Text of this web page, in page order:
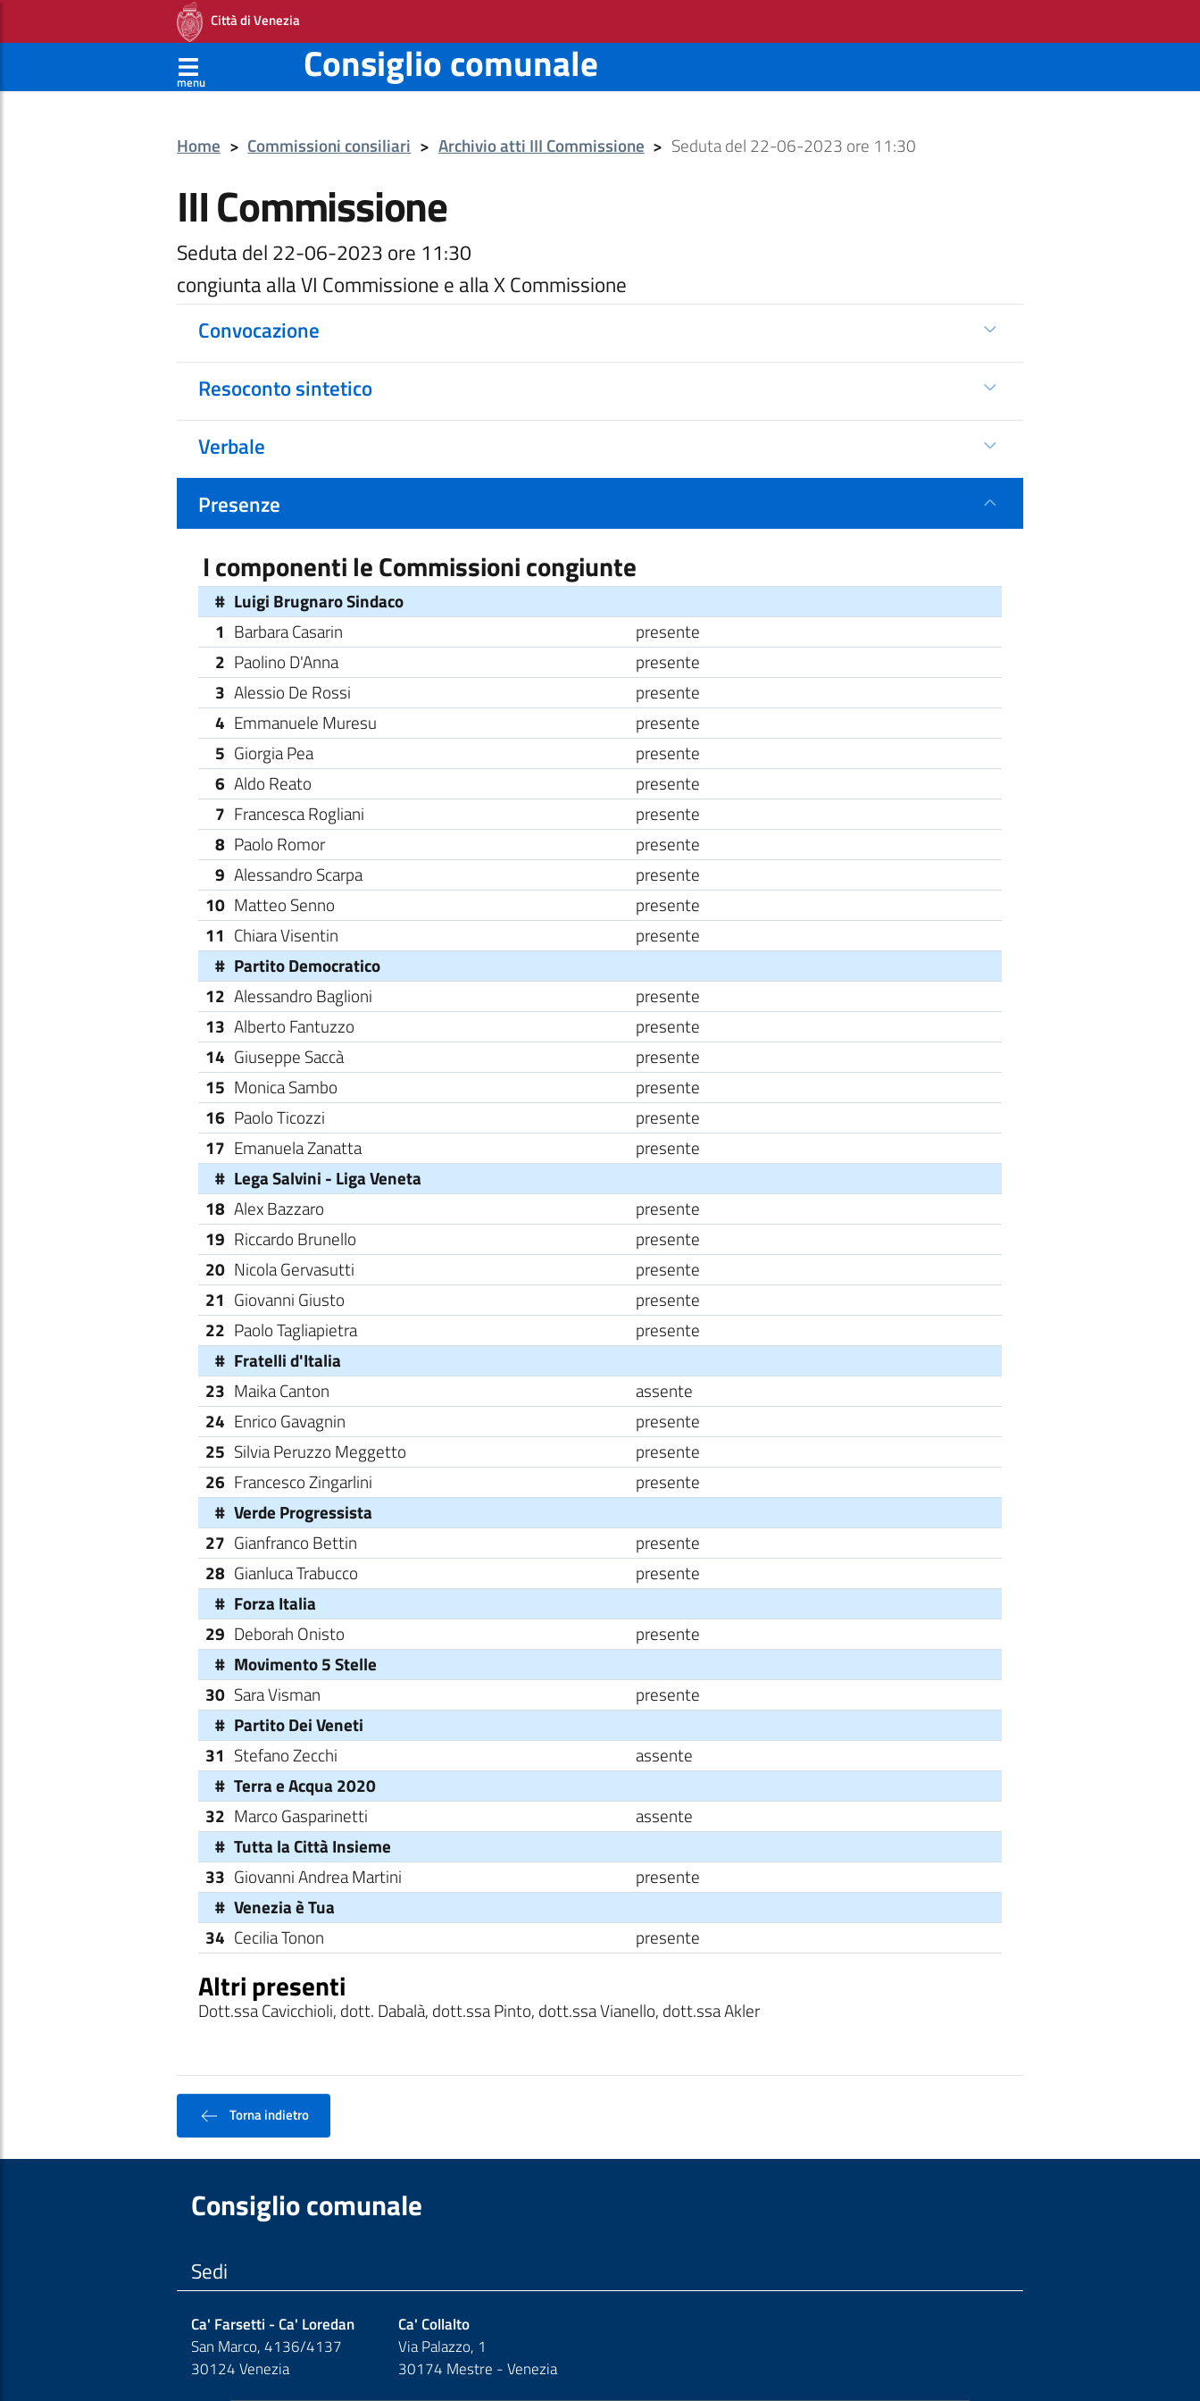
Città di Venezia
menu Consiglio comunale
Home > Commissioni consiliari > Archivio atti III Commissione > Seduta del 22-06-2023 ore 11:30
III Commissione
Seduta del 22-06-2023 ore 11:30
congiunta alla VI Commissione e alla X Commissione
Convocazione
Resoconto sintetico
Verbale
Presenze
I componenti le Commissioni congiunte
# Luigi Brugnaro Sindaco
1 Barbara Casarin
presente
2 Paolino D'Anna
presente
3 Alessio De Rossi
presente
4 Emmanuele Muresu
presente
5 Giorgia Pea
presente
6 Aldo Reato
presente
7 Francesca Rogliani
presente
8 Paolo Romor
presente
9 Alessandro Scarpa
presente
10 Matteo Senno
presente
11 Chiara Visentin
presente
# Partito Democratico
12 Alessandro Baglioni
presente
13 Alberto Fantuzzo
presente
14 Giuseppe Saccà
presente
15 Monica Sambo
presente
16 Paolo Ticozzi
presente
17 Emanuela Zanatta
presente
# Lega Salvini - Liga Veneta
18 Alex Bazzaro
presente
19 Riccardo Brunello
presente
20 Nicola Gervasutti
presente
21 Giovanni Giusto
presente
22 Paolo Tagliapietra
presente
# Fratelli d'Italia
23 Maika Canton
assente
24 Enrico Gavagnin
presente
25 Silvia Peruzzo Meggetto
presente
26 Francesco Zingarlini
presente
# Verde Progressista
27 Gianfranco Bettin
presente
28 Gianluca Trabucco
presente
# Forza Italia
29 Deborah Onisto
presente
# Movimento 5 Stelle
30 Sara Visman
presente
# Partito Dei Veneti
31 Stefano Zecchi
assente
# Terra e Acqua 2020
32 Marco Gasparinetti
assente
# Tutta la Città Insieme
33 Giovanni Andrea Martini
presente
# Venezia è Tua
34 Cecilia Tonon presente
Altri presenti
Dott.ssa Cavicchioli, dott. Dabalà, dott.ssa Pinto, dott.ssa Vianello, dott.ssa Akler
Torna indietro
Consiglio comunale
Sedi
Ca' Farsetti - Ca' Loredan
San Marco, 4136/4137
30124 Venezia
Ca' Collalto
Via Palazzo, 1
30174 Mestre - Venezia